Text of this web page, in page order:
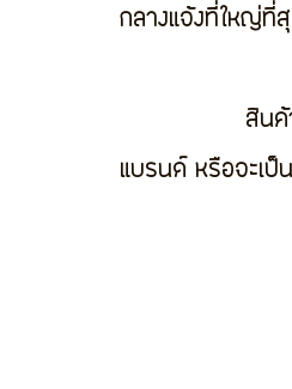
กลางแจ้งที่ใหญ่ที่
แบรนด์ หรือจะเ